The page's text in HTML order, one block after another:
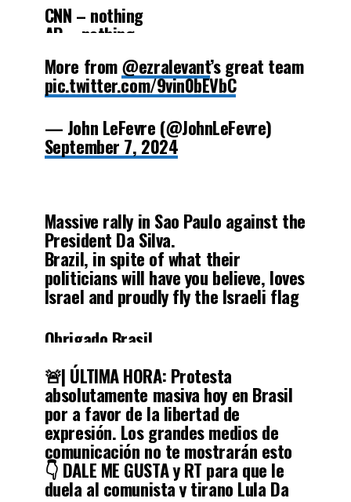
CNN – nothing
AP – nothing
NYT – nothing
— John LeFevre (@JohnLeFevre)
More from@ezralevant’s great team
pic.twitter.com/9vin0bEVbC
— John LeFevre (@JohnLeFevre)
September 7, 2024
Massive rally in Sao Paulo against the
President Da Silva.
Brazil, in spite of what their
politicians will have you believe, loves
Israel and proudly fly the Israeli flag
Obrigado Brasil
— #EBluemountain1 🎗
(@EBluemountain1)September 7,
2024
🚨| ÚLTIMA HORA: Protesta
absolutamente masiva hoy en Brasil
por a favor de la libertad de
expresión. Los grandes medios de
comunicación no te mostrarán esto
👇 DALE ME GUSTA y RT para que le
duela al comunista y tirano Lula Da